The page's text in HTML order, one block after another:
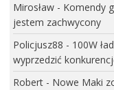
Mirosław- Komendy
jestem zachwycony
Policjusz88 - 100W
wyprzedzić
Robert- Nowe Maki